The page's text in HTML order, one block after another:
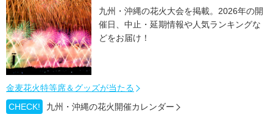
九州・沖縄の花火大会を掲載。2026年の開
催日、中止・延期情報や人気ランキングな
どをお届け！
金麦花火特等席＆グッズが当たる
CHECK!
九州・沖縄の花火開催カレンダー